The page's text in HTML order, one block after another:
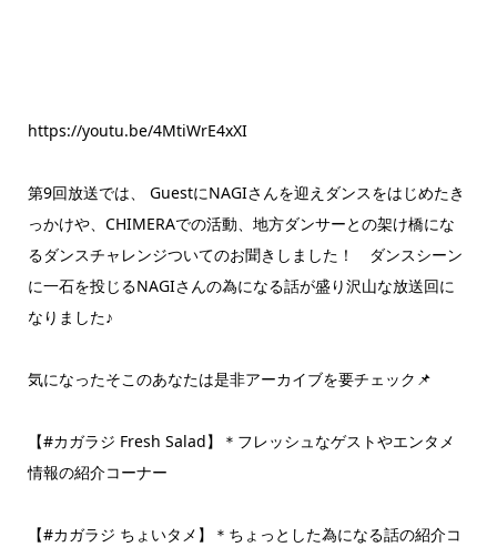
https://youtu.be/4MtiWrE4xXI
第9回放送では、 GuestにNAGIさんを迎えダンスをはじめたき
っかけや、CHIMERAでの活動、地方ダンサーとの架け橋にな
るダンスチャレンジついてのお聞きしました！ ダンスシーン
に一石を投じるNAGIさんの為になる話が盛り沢山な放送回に
なりました♪
気になったそこのあなたは是非アーカイブを要チェック📌
【#カガラジ Fresh Salad】＊フレッシュなゲストやエンタメ
情報の紹介コーナー
【#カガラジ ちょいタメ】＊ちょっとした為になる話の紹介コ